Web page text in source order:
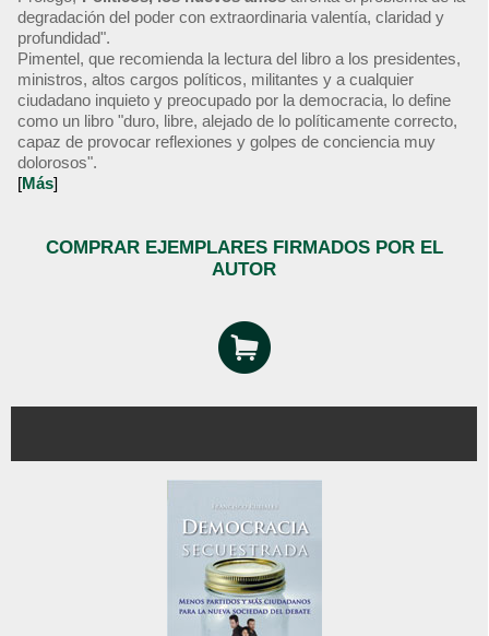
degradación del poder con extraordinaria valentía, claridad y
profundidad".
Pimentel, que recomienda la lectura del libro a los presidentes,
ministros, altos cargos políticos, militantes y a cualquier
ciudadano inquieto y preocupado por la democracia, lo define
como un libro "duro, libre, alejado de lo políticamente correcto,
capaz de provocar reflexiones y golpes de conciencia muy
dolorosos".
[Más]
COMPRAR EJEMPLARES FIRMADOS POR EL
AUTOR